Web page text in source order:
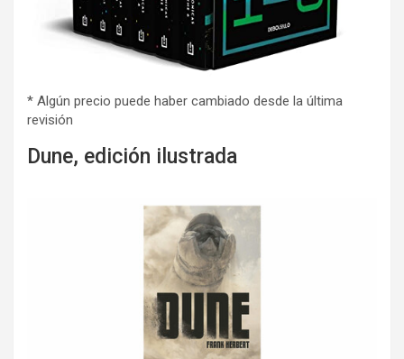
* Algún precio puede haber cambiado desde la última
revisión
Dune, edición ilustrada